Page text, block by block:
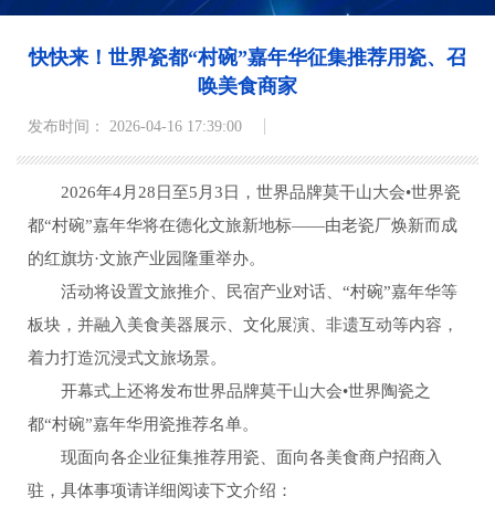
快快来！世界瓷都“村碗”嘉年华征集推荐用瓷、召
唤美食商家
发布时间： 2026-04-16 17:39:00
2026年4月28日至5月3日，世界品牌莫干山大会•世界瓷
都“村碗”嘉年华将在德化文旅新地标——由老瓷厂焕新而成
的红旗坊·文旅产业园隆重举办。
活动将设置文旅推介、民宿产业对话、“村碗”嘉年华等
板块，并融入美食美器展示、文化展演、非遗互动等内容，
着力打造沉浸式文旅场景。
开幕式上还将发布世界品牌莫干山大会•世界陶瓷之
都“村碗”嘉年华用瓷推荐名单。
现面向各企业征集推荐用瓷、面向各美食商户招商入
驻，具体事项请详细阅读下文介绍：